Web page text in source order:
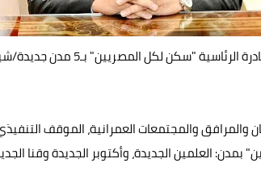
"سكن لكل المصريين" بـ5 مدن جديدة/شيفاتايمز
والمرافق والمجتمعات العمرانية، الموقف
بمدن: العلمين الجديدة، وأكتوبر الجديدة وقنا